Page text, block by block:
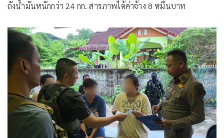
ถังน้ำมันหนักกว่า 24 กก. สารภาพได้ค่าจ้าง 8 หมื่นบาท